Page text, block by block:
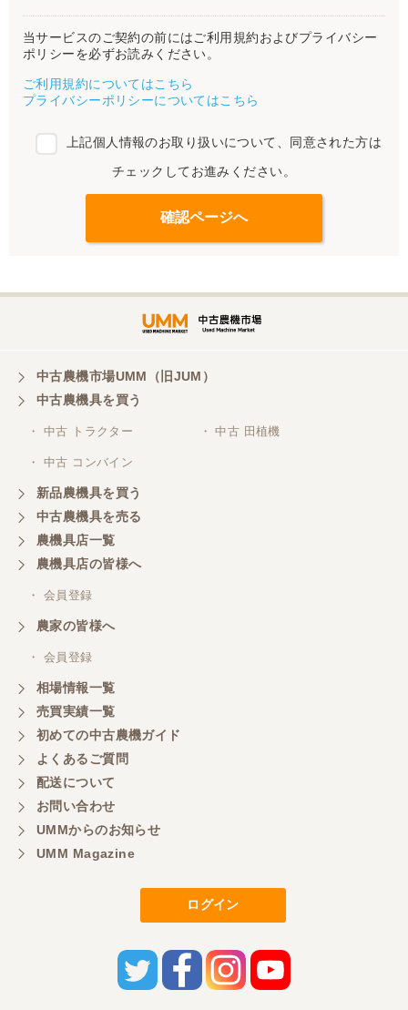
当サービスのご契約の前にはご利用規約およびプライバシー
ポリシーを必ずお読みください。
ご利用規約についてはこちら
プライバシーポリシーについてはこちら
上記個人情報のお取り扱いについて、同意された方は
チェックしてお進みください。
中古農機市場UMM（旧JUM）
中古農機具を買う
・ 中古 トラクター ・ 中古 田植機
・ 中古 コンバイン
新品農機具を買う
中古農機具を売る
農機具店一覧
農機具店の皆様へ
・ 会員登録
農家の皆様へ
・ 会員登録
相場情報一覧
売買実績一覧
初めての中古農機ガイド
よくあるご質問
配送について
お問い合わせ
UMMからのお知らせ
UMM Magazine
ログイン